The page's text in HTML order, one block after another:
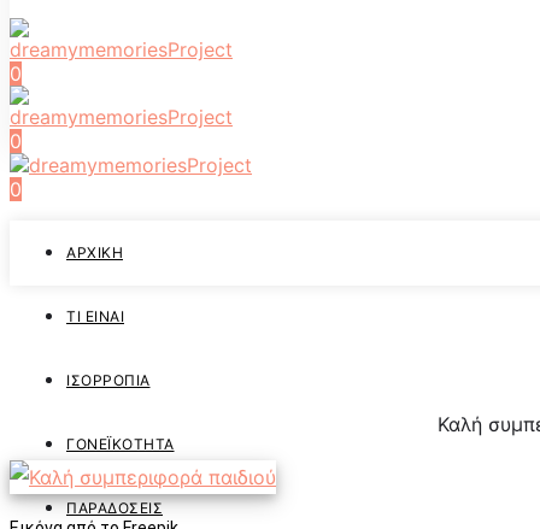
0
0
0
ΑΡΧΙΚΉ
ΤΙ ΕΊΝΑΙ
ΙΣΟΡΡΟΠΊΑ
ΓΟΝΕΪΚΌΤΗΤΑ
ΠΑΡΑΔΌΣΕΙΣ
Καλή